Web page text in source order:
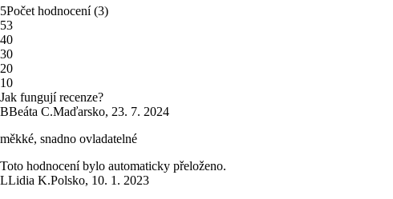
5Počet hodnocení(3)
53
40
30
20
10
Jak fungují recenze?
BBeáta C.Maďarsko, 23. 7. 2024
měkké, snadno ovladatelné
Toto hodnocení bylo automaticky přeloženo.
LLidia K.Polsko, 10. 1. 2023